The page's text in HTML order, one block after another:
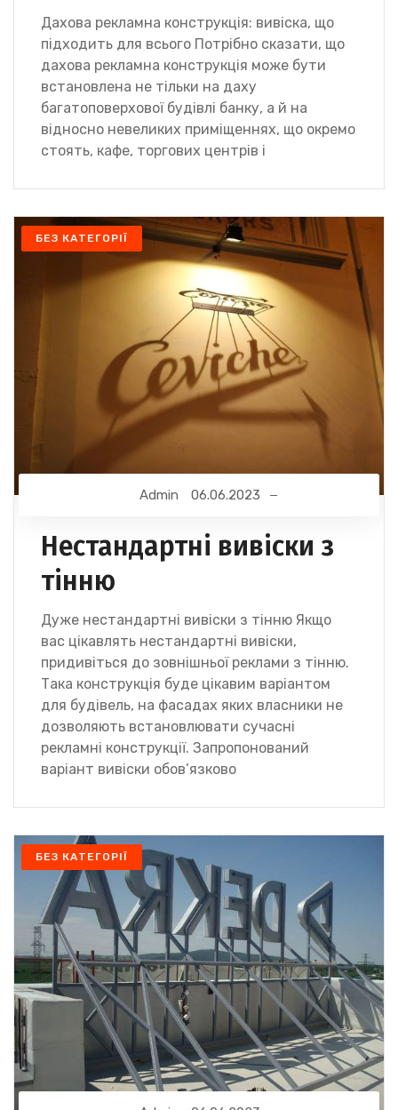
Дахова рекламна конструкція: вивіска, що
підходить для всього Потрібно сказати, що
дахова рекламна конструкція може бути
встановлена не тільки на даху
багатоповерхової будівлі банку, а й на
відносно невеликих приміщеннях, що окремо
стоять, кафе, торгових центрів і
БЕЗ КАТЕГОРІЇ
Admin 06.06.2023
Нестандартні вивіски з
тінню
Дуже нестандартні вивіски з тінню Якщо
вас цікавлять нестандартні вивіски,
придивіться до зовнішньої реклами з тінню.
Така конструкція буде цікавим варіантом
для будівель, на фасадах яких власники не
дозволяють встановлювати сучасні
рекламні конструкції. Запропонований
варіант вивіски обов’язково
БЕЗ КАТЕГОРІЇ